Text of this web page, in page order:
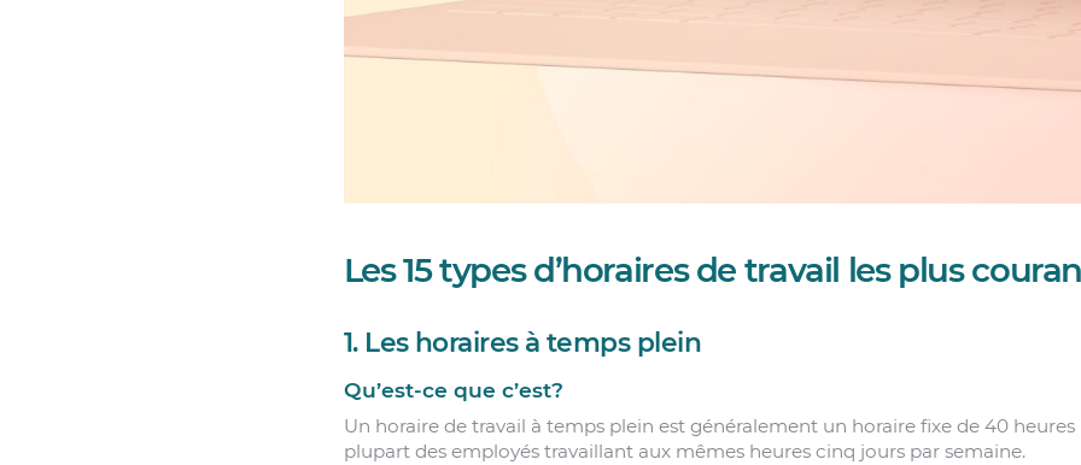
Les 15 types d’horaires de travail les plus
1. Les horaires à temps plein
Qu’est-ce que c’est?
Un horaire de travail à temps plein est généralement un horaire fixe de 40 heures
plupart des employés travaillant aux mêmes heures cinq jours par semaine.